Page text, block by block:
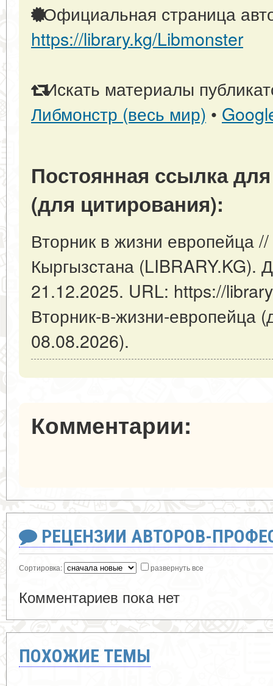
Официальная страница
https://library.kg/Libmonster
Искать материалы
Либмонстр (весь мир) •
Постоянная ссылка
(для цитирования):
Вторник в жизни европейца
Кыргызстана (LIBRARY.KG).
21.12.2025. URL: https://
Вторник-в-жизни-европейца
08.08.2026).
Комментарии:
РЕЦЕНЗИИ АВТОРОВ-
Сортировка: развернуть все
Комментариев пока нет
ПОХОЖИЕ ТЕМЫ